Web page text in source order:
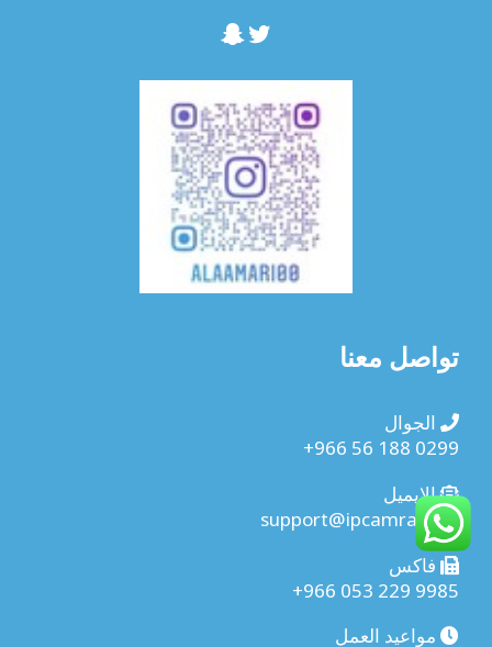
تويتر
سناب شات
تواصل معنا
+966 56 188 0299
الإيميل
support@ipcamra.com
+966 053 229 9985